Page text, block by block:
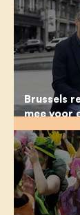
Brussels
mee voor
“veiliger,
voor het